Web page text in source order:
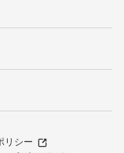
リシー